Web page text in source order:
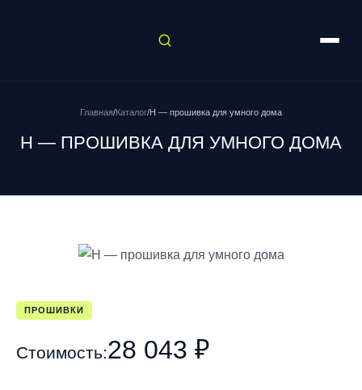
Главная/Каталог/H — прошивка для умного дома
H — ПРОШИВКА ДЛЯ УМНОГО ДОМА
ПРОШИВКИ
Стоимость:28 043 ₽